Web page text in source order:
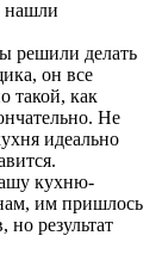
нашли
решили делать
он все
такой, как
Не
идеально
кухню-
им пришлось
результат